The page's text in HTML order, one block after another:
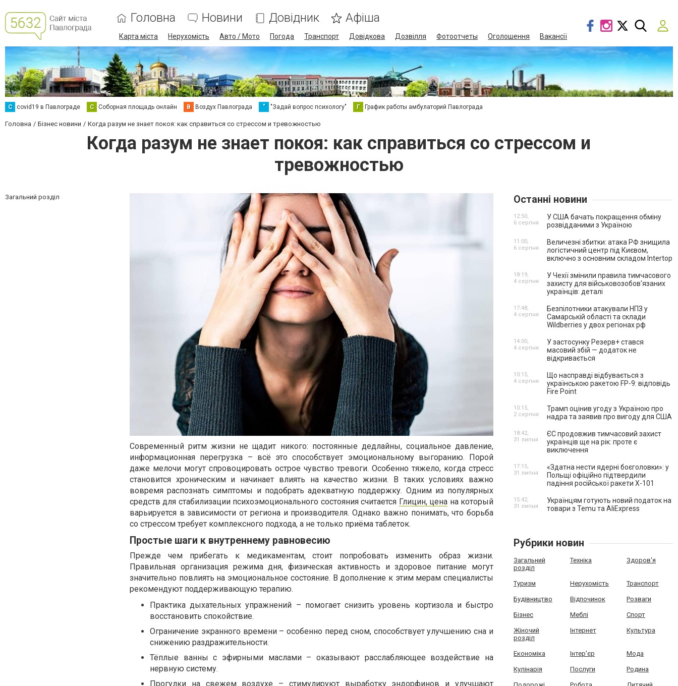
Головна Новини Довідник Афіша
Карта міста Нерухомість Авто / Мото Погода Транспорт Довідкова Дозвілля Фотоотчеты Оголошення Вакансії
C covid19 в Павлограде С Соборная площадь онлайн В Воздух Павлограда " "Задай вопрос психологу" Г График работы амбулаторий Павлограда
Головна Бізнес новини Когда разум не знает покоя: как справиться со стрессом и тревожностью
Когда разум не знает покоя: как справиться со стрессом и
тревожностью
Загальний розділ
Современный ритм жизни не щадит никого: постоянные дедлайны, социальное давление,
информационная перегрузка – всё это способствует эмоциональному выгоранию. Порой
даже мелочи могут спровоцировать острое чувство тревоги. Особенно тяжело, когда стресс
становится хроническим и начинает влиять на качество жизни. В таких условиях важно
вовремя распознать симптомы и подобрать адекватную поддержку. Одним из популярных
средств для стабилизации психоэмоционального состояния считается Глицин, цена на который
варьируется в зависимости от региона и производителя. Однако важно понимать, что борьба
со стрессом требует комплексного подхода, а не только приёма таблеток.
Простые шаги к внутреннему равновесию
Прежде чем прибегать к медикаментам, стоит попробовать изменить образ жизни.
Правильная организация режима дня, физическая активность и здоровое питание могут
значительно повлиять на эмоциональное состояние. В дополнение к этим мерам специалисты
рекомендуют поддерживающую терапию.
Практика дыхательных упражнений – помогает снизить уровень кортизола и быстро
восстановить спокойствие.
Ограничение экранного времени – особенно перед сном, способствует улучшению сна и
снижению раздражительности.
Тёплые ванны с эфирными маслами – оказывают расслабляющее воздействие на
нервную систему.
Прогулки на свежем воздухе – стимулируют выработку эндорфинов и улучшают
Останні новини
У США бачать покращення обміну
розвідданими з Україною
12:50,
6 серпня
Величезні збитки: атака РФ знищила
логістичний центр під Києвом,
включно з основним складом Intertop
11:00,
6 серпня
У Чехії змінили правила тимчасового
захисту для військовозобов'язаних
українців: деталі
18:19,
4 серпня
Безпілотники атакували НПЗ у
Самарській області та склади
Wildberries у двох регіонах рф
17:48,
4 серпня
У застосунку Резерв+ стався
масовий збій — додаток не
відкривається
14:00,
4 серпня
Що насправді відбувається з
українською ракетою FP-9: відповідь
Fire Point
10:15,
4 серпня
Трамп оцінив угоду з Україною про
надра та заявив про вигоду для США
10:15,
2 серпня
ЄС продовжив тимчасовий захист
українців ще на рік: проте є
виключення
18:42,
31 липня
«Здатна нести ядерні боєголовки»: у
Польщі офіційно підтвердили
падіння російської ракети Х-101
17:15,
31 липня
Українцям готують новий податок на
товари з Temu та AliExpress
15:42,
31 липня
Рубрики новин
Загальний
розділ
Техніка Здоров'я
Туризм Нерухомість Транспорт
Будівництво Відпочинок Розваги
Бізнес Меблі Спорт
Жіночий
розділ
Інтернет Культура
Економіка Інтер'єр Мода
Кулінарія Послуги Родина